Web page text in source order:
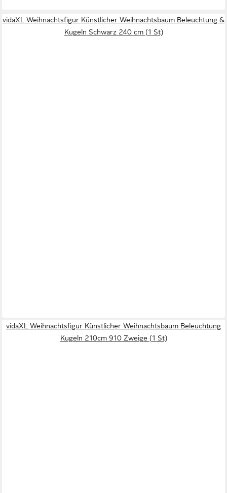
vidaXL Weihnachtsfigur Künstlicher Weihnachtsbaum Beleuchtung &
Kugeln Schwarz 240 cm (1 St)
vidaXL Weihnachtsfigur Künstlicher Weihnachtsbaum Beleuchtung
Kugeln 210cm 910 Zweige (1 St)